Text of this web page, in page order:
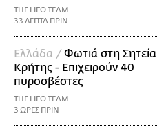
THE LIFO TEAM
33 ΛΕΠΤΑ ΠΡΙΝ
Ελλάδα / Φωτιά στη Σητεία
Κρήτης - Επιχειρούν 40
πυροσβέστες
THE LIFO TEAM
3 ΩΡΕΣ ΠΡΙΝ